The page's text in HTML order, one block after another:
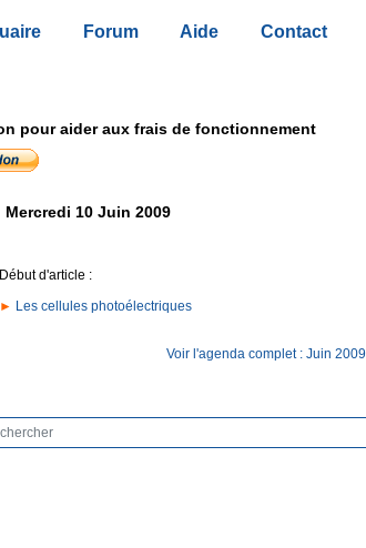
Forum Aide Contact
pour aider aux frais de fonctionnement
Mercredi 10 Juin 2009
Début d'article :
► Les cellules photoélectriques
Voir l'agenda complet : Juin 2009